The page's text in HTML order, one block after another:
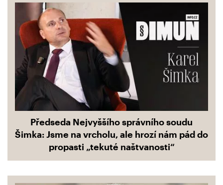
Předseda Nejvyššího správního soudu
Šimka: Jsme na vrcholu, ale hrozí nám pád do
propasti „tekuté naštvanosti“